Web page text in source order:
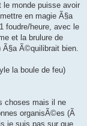
le monde puisse avoir
en magie Ã§a
foudre/heure, avec le
et la brulure de
Ã§a Ã©quilibrait bien.
la boule de feu)
choses mais il ne
organisÃ©es (Ã
je suis pas sur que